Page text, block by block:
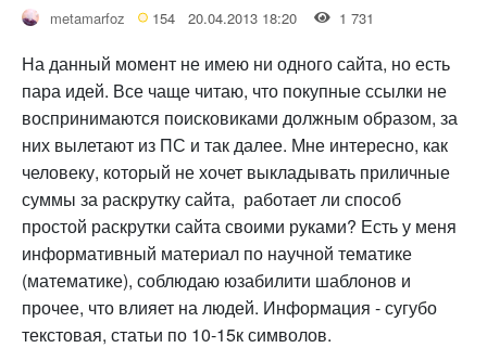
metamarfoz 154 20.04.2013 18:20 1 731
На данный момент не имею ни одного сайта, но есть
пара идей. Все чаще читаю, что покупные ссылки не
воспринимаются поисковиками должным образом, за
них вылетают из ПС и так далее. Мне интересно, как
человеку, который не хочет выкладывать приличные
суммы за раскрутку сайта, работает ли способ
простой раскрутки сайта своими руками? Есть у меня
информативный материал по научной тематике
(математике), соблюдаю юзабилити шаблонов и
прочее, что влияет на людей. Информация - сугубо
текстовая, статьи по 10-15к символов.